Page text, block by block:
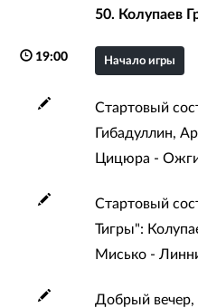
50. Колупаев
19:00 Начало игры
Стартовый
Гибадуллин,
Цицюра -
Стартовый
Тигры":
Мисько -
Добрый вечер,